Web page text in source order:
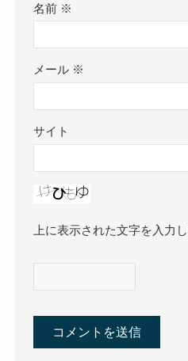
名前 ※
メール ※
サイト
上に表示された文字を入力